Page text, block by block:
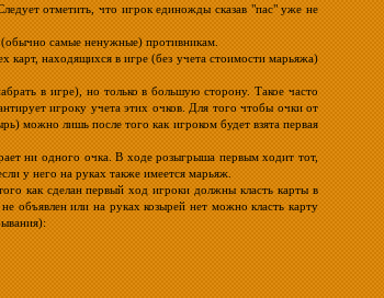
отметить, что игрок единожды сказав "пас" уже не
самые ненужные) противникам.
карт, находящихся в игре (без учета стоимости марьяжа)
в игре), но только в большую сторону. Такое часто
игроку учета этих очков. Для того чтобы очки от
можно лишь после того как игроком будет взята первая
ни одного очка. В ходе розыгрыша первым ходит тот,
у него на руках также имеется марьяж.
как сделан первый ход игроки должны класть карты в
объявлен или на руках козырей нет можно класть карту